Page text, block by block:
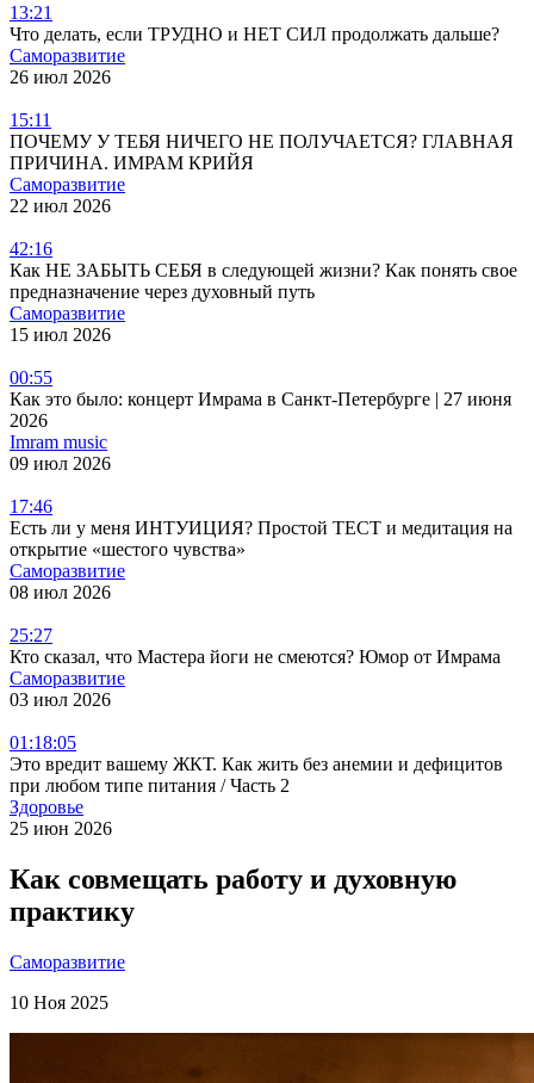
13:21
Что делать, если ТРУДНО и НЕТ СИЛ продолжать дальше?
Саморазвитие
26 июл 2026
15:11
ПОЧЕМУ У ТЕБЯ НИЧЕГО НЕ ПОЛУЧАЕТСЯ? ГЛАВНАЯ
ПРИЧИНА. ИМРАМ КРИЙЯ
Саморазвитие
22 июл 2026
42:16
Как НЕ ЗАБЫТЬ СЕБЯ в следующей жизни? Как понять свое
предназначение через духовный путь
Саморазвитие
15 июл 2026
00:55
Как это было: концерт Имрама в Санкт-Петербурге | 27 июня
2026
Imram music
09 июл 2026
17:46
Есть ли у меня ИНТУИЦИЯ? Простой ТЕСТ и медитация на
открытие «шестого чувства»
Саморазвитие
08 июл 2026
25:27
Кто сказал, что Мастера йоги не смеются? Юмор от Имрама
Саморазвитие
03 июл 2026
01:18:05
Это вредит вашему ЖКТ. Как жить без анемии и дефицитов
при любом типе питания / Часть 2
Здоровье
25 июн 2026
Как совмещать работу и духовную
практику
Саморазвитие
10 Ноя 2025